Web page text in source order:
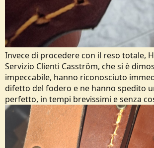
Invece di procedere con il reso totale,
Servizio Clienti Casström, che si è
impeccabile, hanno riconosciuto
difetto del fodero e ne hanno spedito
perfetto, in tempi brevissimi e senza